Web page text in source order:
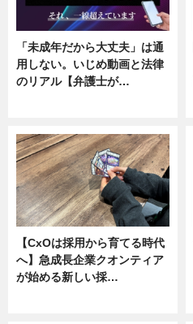
「未成年だから大丈夫」は通
用しない。いじめ動画と法律
のリアル【弁護士が…
【CxOは採用から育てる時代
へ】急成長企業クオンティア
が始める新しい採…